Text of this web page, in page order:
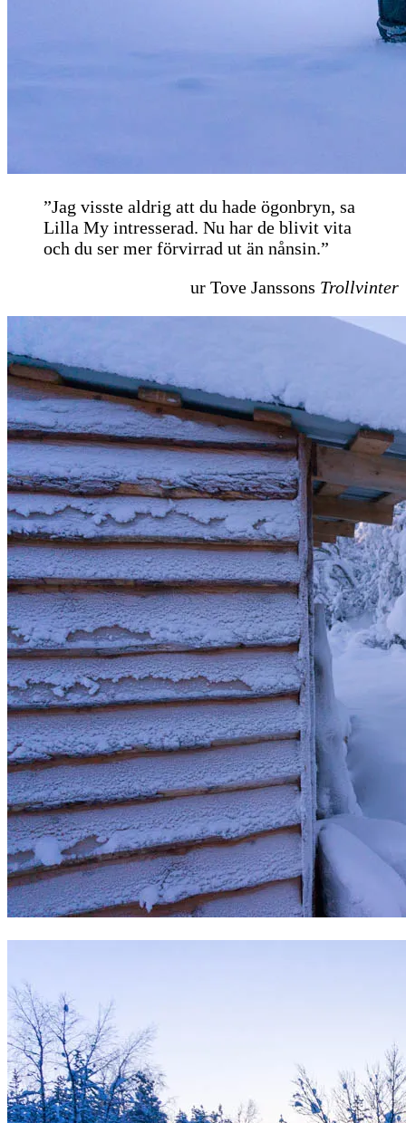
”Jag visste aldrig att du hade ögonbryn, sa
Lilla My intresserad. Nu har de blivit vita
och du ser mer förvirrad ut än nånsin.”
ur Tove Janssons Trollvinter